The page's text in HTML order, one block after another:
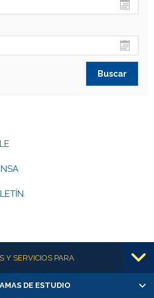
Y SERVICIOS PARA
os y exalumnas/os
DE ESTUDIO